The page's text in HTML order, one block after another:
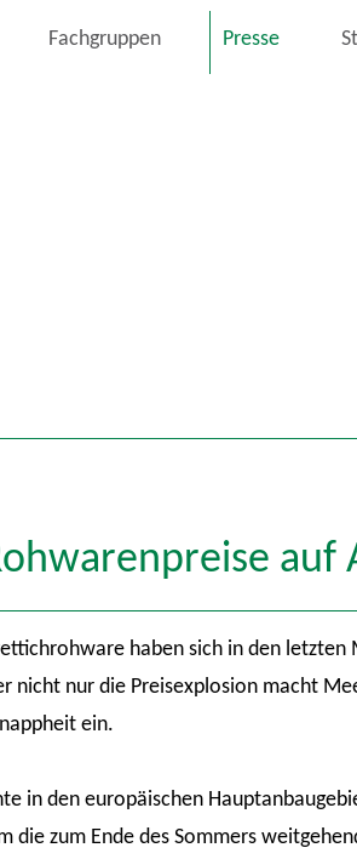
Fachgruppen Presse
auf
haben sich in den letzten
nicht nur die Preisexplosion macht
ein.
in den europäischen
die zum Ende des Sommers